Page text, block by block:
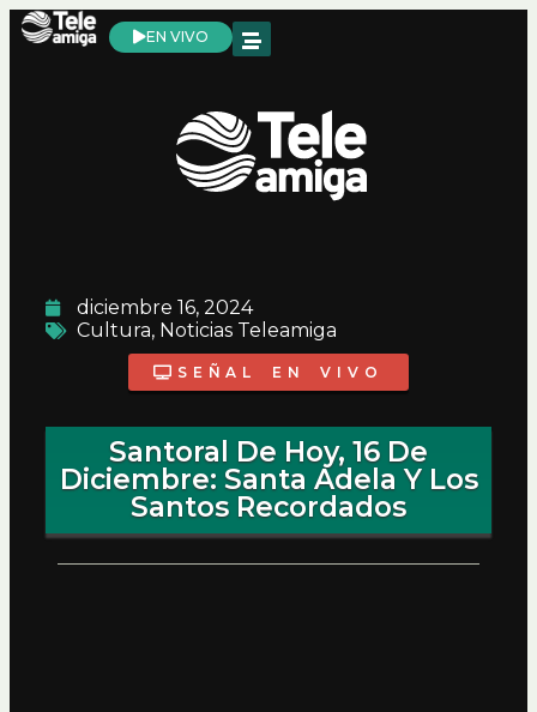
EN VIVO
diciembre 16, 2024
Cultura, Noticias Teleamiga
SEÑAL EN VIVO
Santoral De Hoy, 16 De
Diciembre: Santa Adela Y Los
Santos Recordados